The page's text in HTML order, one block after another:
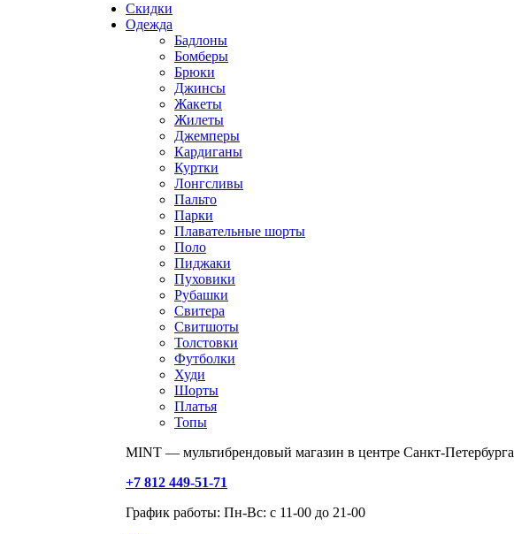
Скидки
Одежда
Бадлоны
Бомберы
Брюки
Джинсы
Жакеты
Жилеты
Джемперы
Кардиганы
Куртки
Лонгсливы
Пальто
Парки
Плавательные шорты
Поло
Пиджаки
Пуховики
Рубашки
Свитера
Свитшоты
Толстовки
Футболки
Худи
Шорты
Платья
Топы
MINT — мультибрендовый магазин в центре Санкт-Петербурга
+7 812 449-51-71
График работы: Пн-Вс: с 11-00 до 21-00